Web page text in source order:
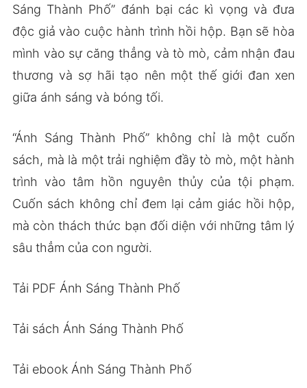
Sáng Thành Phố” đánh bại các kì vọng và đưa
độc giả vào cuộc hành trình hồi hộp. Bạn sẽ hòa
mình vào sự căng thẳng và tò mò, cảm nhận đau
thương và sợ hãi tạo nên một thế giới đan xen
giữa ánh sáng và bóng tối.
“Ánh Sáng Thành Phố” không chỉ là một cuốn
sách, mà là một trải nghiệm đầy tò mò, một hành
trình vào tâm hồn nguyên thủy của tội phạm.
Cuốn sách không chỉ đem lại cảm giác hồi hộp,
mà còn thách thức bạn đối diện với những tâm lý
sâu thẳm của con người.
Tải PDF Ánh Sáng Thành Phố
Tải sách Ánh Sáng Thành Phố
Tải ebook Ánh Sáng Thành Phố